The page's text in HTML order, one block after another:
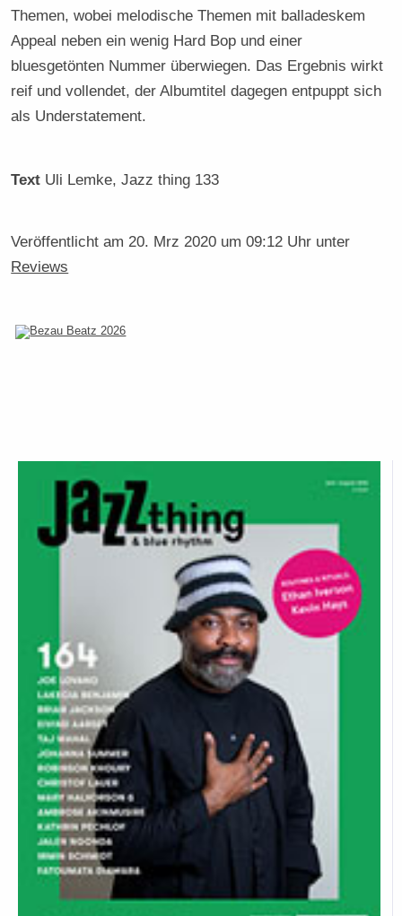
Themen, wobei melodische Themen mit balladeskem
Appeal neben ein wenig Hard Bop und einer
bluesgetönten Nummer überwiegen. Das Ergebnis wirkt
reif und vollendet, der Albumtitel dagegen entpuppt sich
als Understatement.
Text Uli Lemke , Jazz thing 133
Veröffentlicht am 20. Mrz 2020 um 09:12 Uhr unter
Reviews